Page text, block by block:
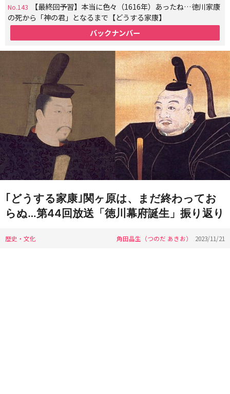
No.143
【最終回予習】本当に色々（1616年）あったね…徳川家康
の死から「神の君」となるまで【どうする家康】
バックナンバー
｢どうする家康｣関ヶ原は、まだ終わってお
らぬ…第44回放送「徳川幕府誕生」振り返り
歴史・文化 角田晶生（つのだ あきお） 2023/11/21